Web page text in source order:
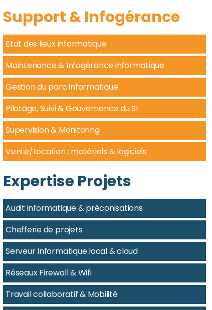
Support & Infogérance
Etat des lieux informatique
Maintenance & Infogérance informatique
Gestion du parc informatique
Pilotage, Suivi & Gouvernance du SI
Supervision & Monitoring
Vente/Location : matériels & logiciels
Expertise Projets
Audit informatique & préconisations
Chefferie de projets
Serveur Informatique local & cloud
Réseaux Firewall & Wifi
Travail collaboratif & Mobilité